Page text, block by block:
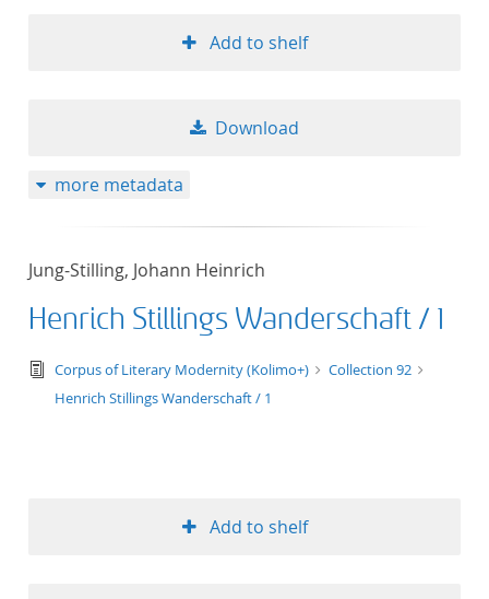
Add to shelf
Download
more metadata
Jung-Stilling, Johann Heinrich
Henrich Stillings Wanderschaft / 1
text/tg.edition+tg.aggregation+xml
Corpus of Literary Modernity (Kolimo+)
Collection 92
Henrich Stillings Wanderschaft / 1
Add to shelf